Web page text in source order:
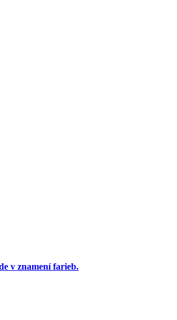
v znamení farieb.